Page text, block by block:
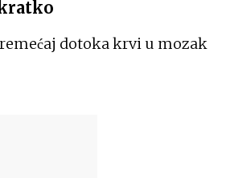
dotoka krvi u mozak